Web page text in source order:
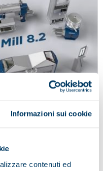
Informazioni sui cookie
contenuti ed